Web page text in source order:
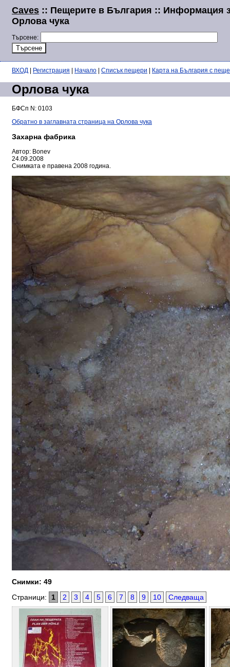
Caves :: Пещерите в България :: Информация
Орлова чука
Търсене:
ВХОД Регистрация Начало Списък пещери Карта на България с
Орлова чука
БФСп N: 0103
Обратно в заглавната страница на Орлова чука
Захарна фабрика
Автор: Bonev
24.09.2008
Снимката е правена 2008 година.
Снимки: 49
Страници:
1 2 3 4 5 6 7 8 9 10 Следваща